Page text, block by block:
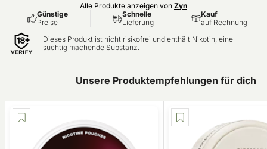
Alle Produkte anzeigen von Zyn
Günstige
Preise
Schnelle
Lieferung
Kauf
auf Rechnung
Dieses Produkt ist nicht risikofrei und enthält Nikotin, eine
süchtig machende Substanz.
Unsere Produktempfehlungen für dich